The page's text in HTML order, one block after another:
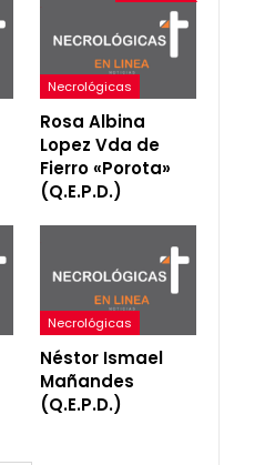
Necrológicas
Rosa Albina
Lopez Vda de
Fierro «Porota»
(Q.E.P.D.)
Necrológicas
Néstor Ismael
Mañandes
(Q.E.P.D.)